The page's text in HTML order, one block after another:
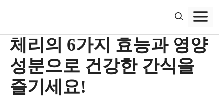
체리의 6가지 효능과 영양
성분으로 건강한 간식을
즐기세요!